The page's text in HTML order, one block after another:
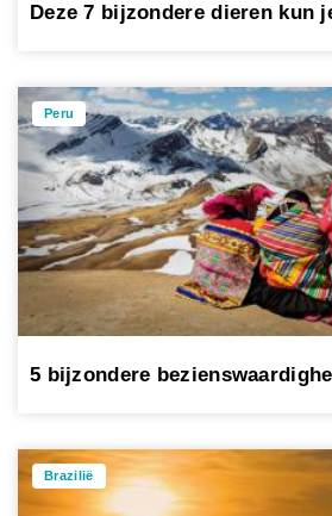
Deze 7 bijzondere dieren kun
Peru
5 bijzondere
Brazilië